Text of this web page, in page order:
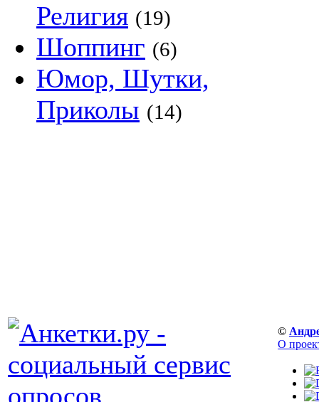
Религия (19)
Шоппинг (6)
Юмор, Шутки,
Приколы (14)
©
О